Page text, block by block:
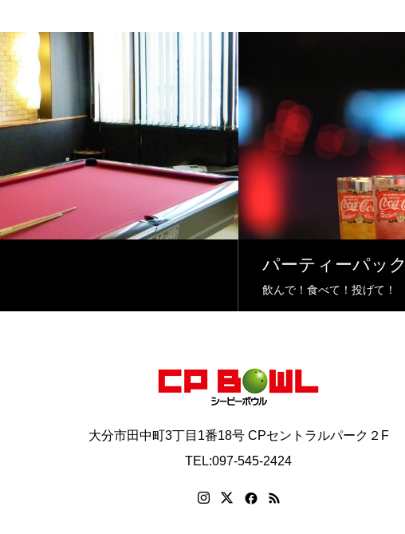
パーティーパック
飲んで！食べて！投げて！
大分市田中町3丁目1番18号 CPセントラルパーク２F
TEL:097-545-2424